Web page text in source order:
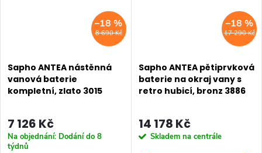
8 690 Kč
–18 %
Sapho ANTEA nástěnná
vanová baterie
kompletní, zlato 3015
7 126 Kč
Na objednání: Dodání do 8
týdnů
17 290 Kč
–18 %
Sapho ANTEA pětiprvková
baterie na okraj vany s
retro hubicí, bronz 3886
14 178 Kč
Skladem na centrále